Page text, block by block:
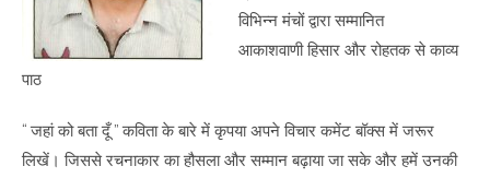
विभिन्न मंचों द्वारा सम्मानित
आकाशवाणी हिसार और रोहतक से काव्य
पाठ
“ जहां को बता दूँ ” कविता के बारे में कृपया अपने विचार कमेंट बॉक्स में जरूर
लिखें। जिससे रचनाकार का हौसला और सम्मान बढ़ाया जा सके और हमें उनकी